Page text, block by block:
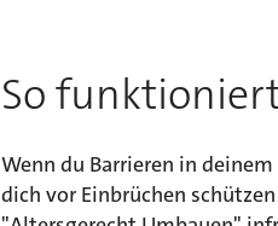
So
Wenn du Barrieren in
dich vor Einbrüchen